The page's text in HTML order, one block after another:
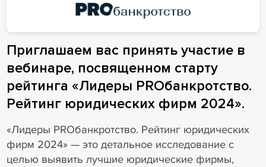
Приглашаем вас принять участие в
вебинаре, посвященном старту
рейтинга «Лидеры PROбанкротство.
Рейтинг юридических фирм 2024».
«Лидеры PROбанкротство. Рейтинг юридических
фирм 2024» — это детальное исследование с
целью выявить лучшие юридические фирмы,